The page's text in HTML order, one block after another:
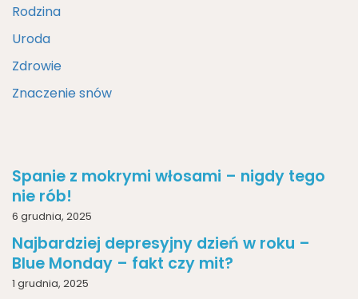
Rodzina
Uroda
Zdrowie
Znaczenie snów
Spanie z mokrymi włosami – nigdy tego
nie rób!
6 grudnia, 2025
Najbardziej depresyjny dzień w roku –
Blue Monday – fakt czy mit?
1 grudnia, 2025